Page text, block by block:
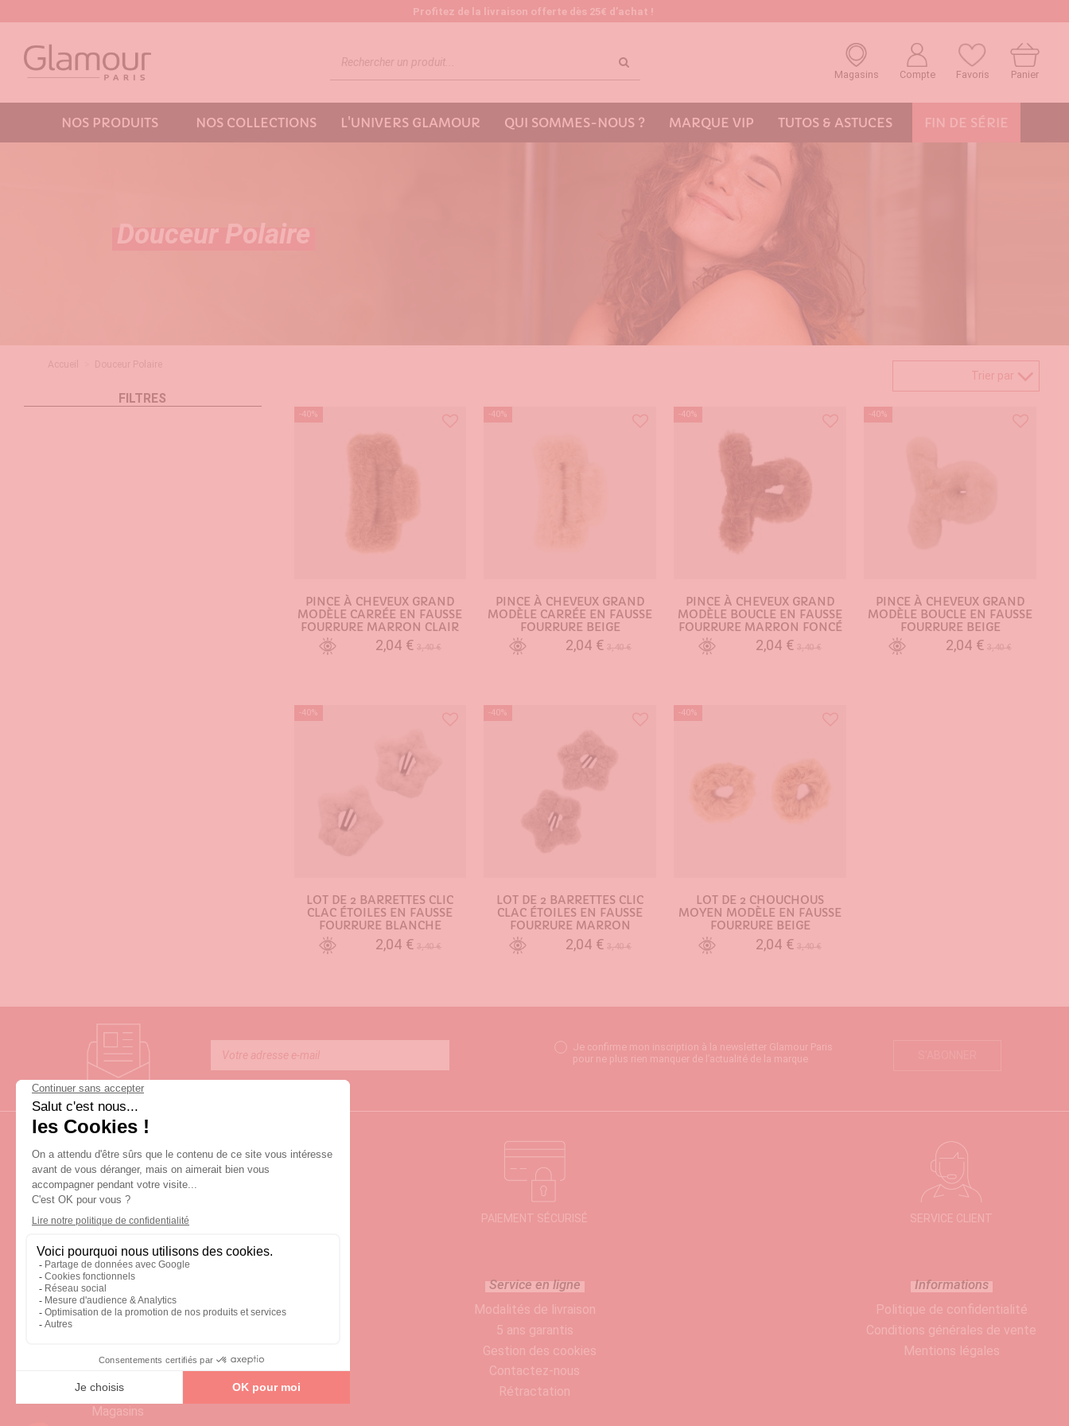
Profitez de la livraison offerte dès 25€ d’achat !
Magasins Compte Favoris Panier
NOS PRODUITS NOS COLLECTIONS L'UNIVERS GLAMOUR QUI SOMMES-NOUS ? MARQUE VIP TUTOS & ASTUCES FIN DE SÉRIE
Douceur Polaire
Trier par
-40%
PINCE À CHEVEUX GRAND
MODÈLE CARRÉE EN FAUSSE
FOURRURE MARRON CLAIR
2,04 €
-40%
PINCE À CHEVEUX GRAND
MODÈLE CARRÉE EN FAUSSE
FOURRURE BEIGE
2,04 €
-40%
PINCE À CHEVEUX GRAND
MODÈLE BOUCLE EN FAUSSE
FOURRURE MARRON FONCÉ
2,04 €
-40%
PINCE À CHEVEUX GRAND
MODÈLE BOUCLE EN FAUSSE
FOURRURE BEIGE
2,04 €
-40%
LOT DE 2 BARRETTES CLIC
CLAC ÉTOILES EN FAUSSE
FOURRURE BLANCHE
2,04 €
-40%
LOT DE 2 BARRETTES CLIC
CLAC ÉTOILES EN FAUSSE
FOURRURE MARRON
2,04 €
-40%
LOT DE 2 CHOUCHOUS
MOYEN MODÈLE EN FAUSSE
FOURRURE BEIGE
2,04 €
FILTRES
Je confirme mon inscription à la newsletter Glamour Paris
pour ne plus rien manquer de l’actualité de la marque
LIVRAISON SOUS 3 JOURS OUVRÉS PAIEMENT SÉCURISÉ SERVICE CLIENT
Univers glamour
Les nouveautés
Tutos & astuces
Magasins
Service en ligne
Modalités de livraison
5 ans garantis
Gestion des cookies
Contactez-nous
Rétractation
Informations
Politique de confidentialité
Conditions générales de vente
Mentions légales